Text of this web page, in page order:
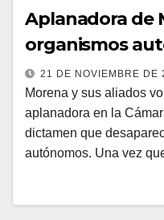
Aplanadora de
organismos
21 DE NOVIEMBRE DE
Morena y sus aliados
aplanadora en la
dictamen que
autónomos. Una vez